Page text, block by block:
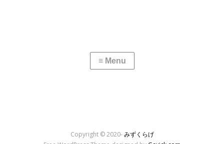
Copyright © 2020-みずくらげ